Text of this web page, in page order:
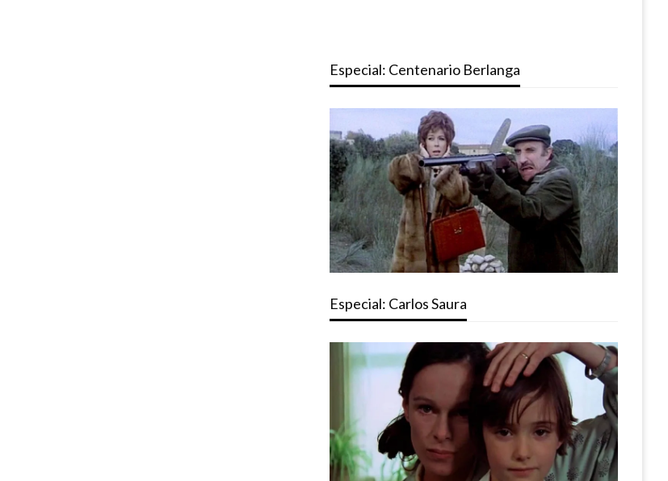
Especial: Centenario Berlanga
Especial: Carlos Saura